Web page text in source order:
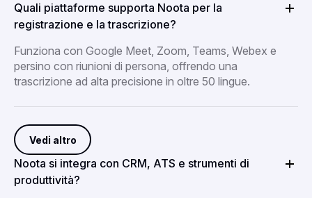
Quali piattaforme supporta Noota per la
registrazione e la trascrizione?
Funziona con Google Meet, Zoom, Teams, Webex e
persino con riunioni di persona, offrendo una
trascrizione ad alta precisione in oltre 50 lingue.
Vedi altro
Noota si integra con CRM, ATS e strumenti di
produttività?